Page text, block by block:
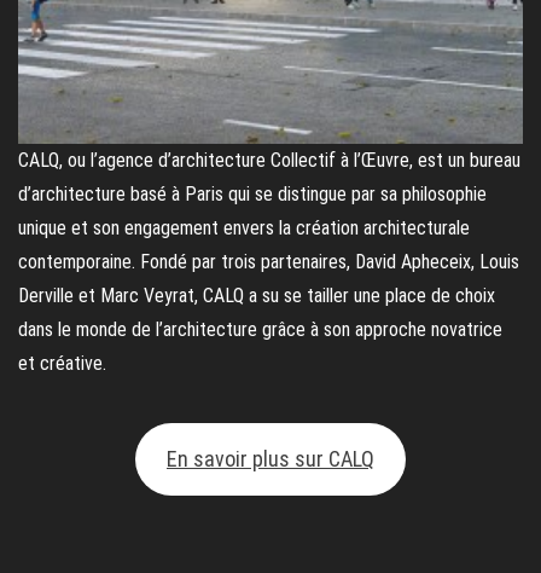
CALQ, ou l’agence d’architecture Collectif à l’Œuvre, est un bureau
d’architecture basé à Paris qui se distingue par sa philosophie
unique et son engagement envers la création architecturale
contemporaine. Fondé par trois partenaires, David Apheceix, Louis
Derville et Marc Veyrat, CALQ a su se tailler une place de choix
dans le monde de l’architecture grâce à son approche novatrice
et créative.
En savoir plus sur CALQ